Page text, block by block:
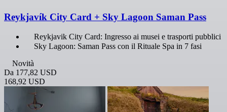
Reykjavík City Card + Sky Lagoon Saman Pass
Reykjavik City Card: Ingresso ai musei e trasporti pubblici
Sky Lagoon: Saman Pass con il Rituale Spa in 7 fasi
Novità
Da 177,82 USD
168,92 USD